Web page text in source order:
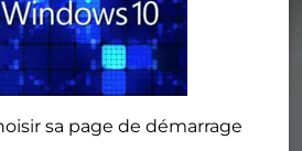
sa page de démarrage